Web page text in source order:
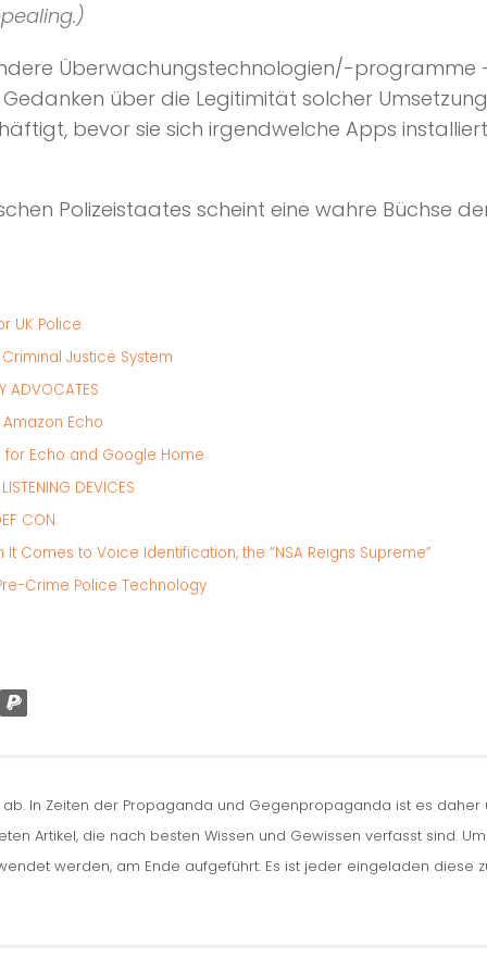
Überwachungstechnologien/-programme
über die Legitimität solcher
bevor sie sich irgendwelche Apps
Polizeistaates scheint eine wahre Büchse
UK Police
Justice System
ADVOCATES
Echo
for Echo and Google Home
DEVICES
CON
It Comes to Voice Identification, the “NSA Reigns Supreme”
Crime Police Technology
In Zeiten der Propaganda und Gegenpropaganda ist es
Artikel, die nach besten Wissen und Gewissen verfasst sind.
werden, am Ende aufgeführt. Es ist jeder eingeladen